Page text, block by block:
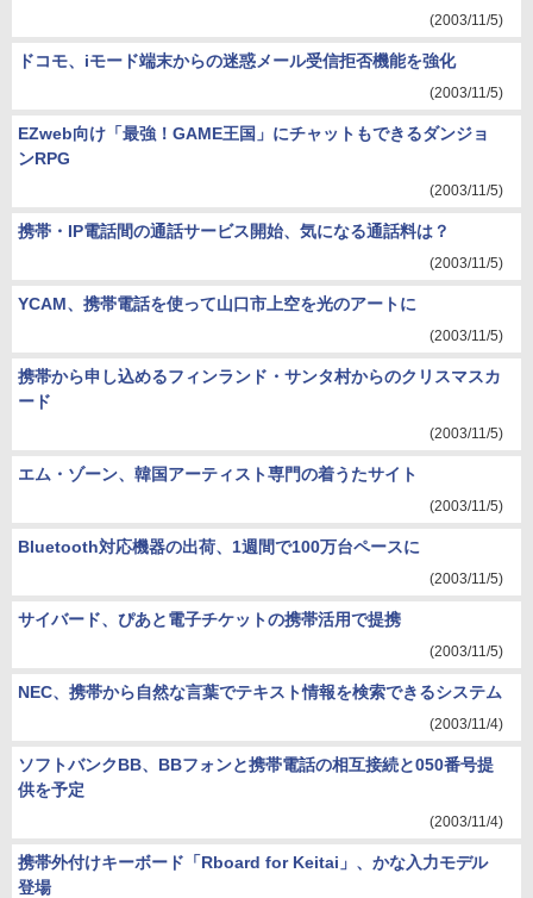
(2003/11/5)
ドコモ、iモード端末からの迷惑メール受信拒否機能を強化
(2003/11/5)
EZweb向け「最強！GAME王国」にチャットもできるダンジョ
ンRPG
(2003/11/5)
携帯・IP電話間の通話サービス開始、気になる通話料は？
(2003/11/5)
YCAM、携帯電話を使って山口市上空を光のアートに
(2003/11/5)
携帯から申し込めるフィンランド・サンタ村からのクリスマスカ
ード
(2003/11/5)
エム・ゾーン、韓国アーティスト専門の着うたサイト
(2003/11/5)
Bluetooth対応機器の出荷、1週間で100万台ペースに
(2003/11/5)
サイバード、ぴあと電子チケットの携帯活用で提携
(2003/11/5)
NEC、携帯から自然な言葉でテキスト情報を検索できるシステム
(2003/11/4)
ソフトバンクBB、BBフォンと携帯電話の相互接続と050番号提
供を予定
(2003/11/4)
携帯外付けキーボード「Rboard for Keitai」、かな入力モデル
登場